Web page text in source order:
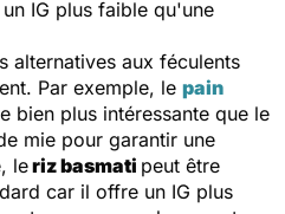
IG plus faible qu'une
alternatives aux féculents
Par exemple, le pain
bien plus intéressante que le
mie pour garantir une
leriz basmati peut être
car il offre un IG plus